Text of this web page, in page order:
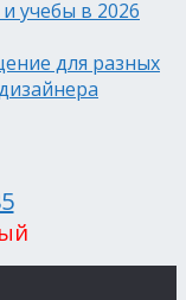
учебы в 2026
для разных